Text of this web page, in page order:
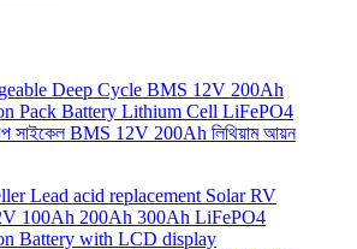
সাইকেল BMS 12V 200Ah লিথিয়াম আয়ন